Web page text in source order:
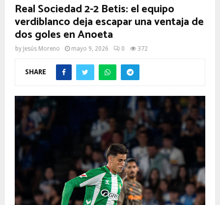
Real Sociedad 2-2 Betis: el equipo
verdiblanco deja escapar una ventaja de
dos goles en Anoeta
by Jesús Moreno mayo 9, 2026 0 372
SHARE